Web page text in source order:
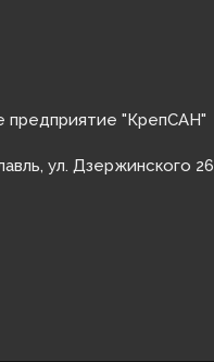
предприятие "КрепСАН"
ул. Дзержинского 26